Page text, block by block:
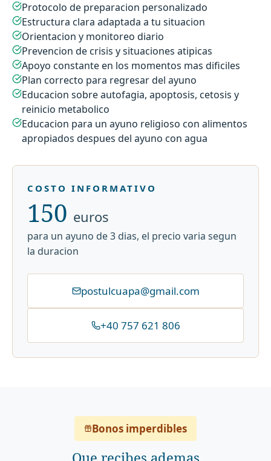
Protocolo de preparacion personalizado
Estructura clara adaptada a tu situacion
Orientacion y monitoreo diario
Prevencion de crisis y situaciones atipicas
Apoyo constante en los momentos mas dificiles
Plan correcto para regresar del ayuno
Educacion sobre autofagia, apoptosis, cetosis y
reinicio metabolico
Educacion para un ayuno religioso con alimentos
apropiados despues del ayuno con agua
COSTO INFORMATIVO
150 euros
para un ayuno de 3 dias, el precio varia segun
la duracion
postulcuapa@gmail.com
+40 757 621 806
Bonos imperdibles